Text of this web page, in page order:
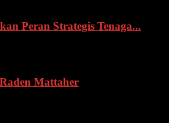
Peran Strategis Tenaga...
Mattaher